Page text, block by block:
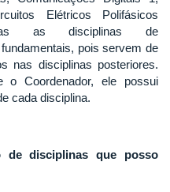
Elétricos Polifásicos
as disciplinas de
pois servem de
nas disciplinas posteriores.
o Coordenador, ele possui
cada disciplina.
disciplinas que posso